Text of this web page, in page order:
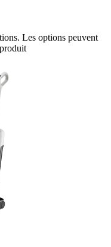
Les options peuvent